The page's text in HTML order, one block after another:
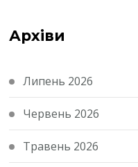
Архіви
Липень 2026
Червень 2026
Травень 2026